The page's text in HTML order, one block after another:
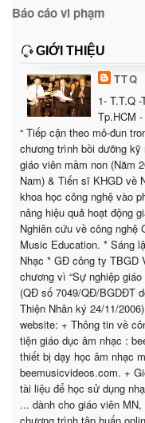
Báo cáo vi phạm
GIỚI THIỆU
TTQ
1- T.T.Q
Tp.HCM
“ Tiếp cận theo mô-đun
chương trình bồi dưỡng kỹ
giáo viên mầm non (Năm
Nam) & Tiến sĩ KHGD về
khoa học công nghệ vào
nâng hiệu quả hoạt động
Nghiên cứu về công nghệ
Music Education. * Sáng
Nhạc * GĐ công ty TBGD
chương vì “Sự nghiệp
(QĐ số 7049/QĐ/BGDĐT
Thiện Nhân ký 24/11/
website: + Thông tin về
tiện giáo dục âm nhạc :
thiết bị dạy học âm nhạc
beemusicvideos.com. +
tài liệu để học sử dụng
... dành cho giáo viên
chương trình tập huấn